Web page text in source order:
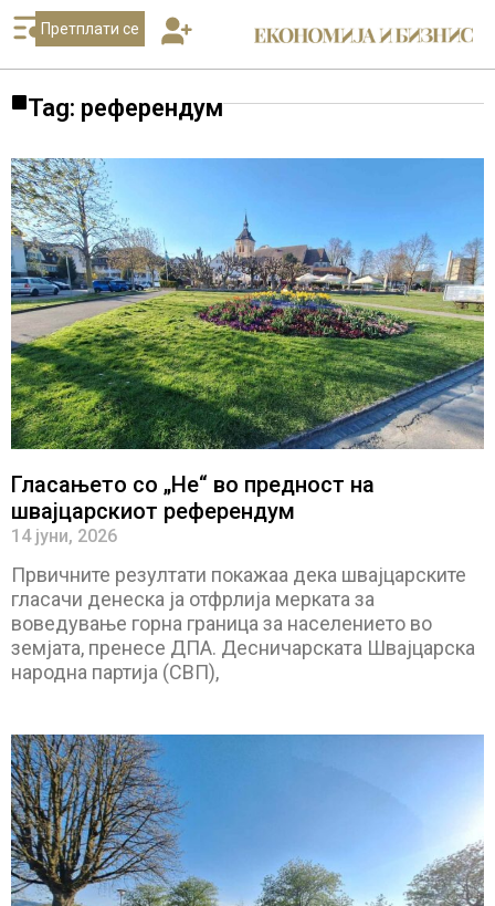
Претплати се
Tag: референдум
Гласањето со „Не“ во предност на
швајцарскиот референдум
14 јуни, 2026
Првичните резултати покажаа дека швајцарските
гласачи денеска ја отфрлија мерката за
воведување горна граница за населението во
земјата, пренесе ДПА. Десничарската Швајцарска
народна партија (СВП),